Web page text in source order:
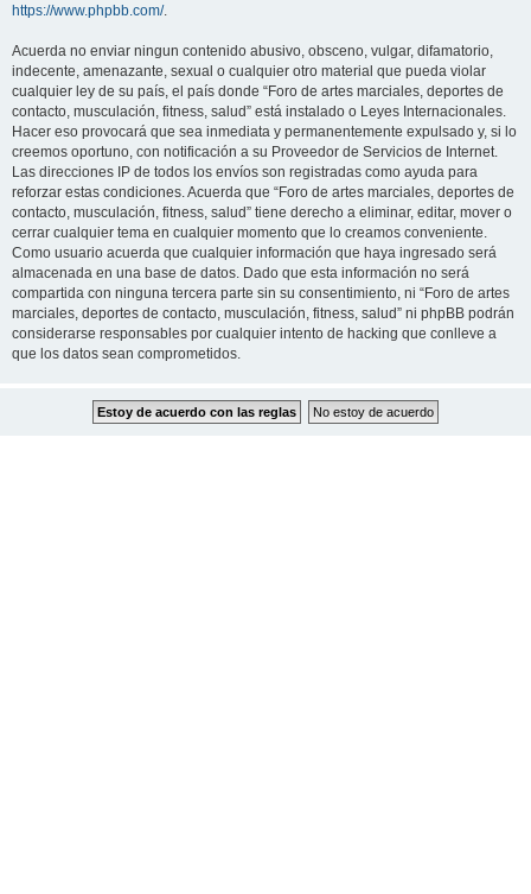
https://www.phpbb.com/.
Acuerda no enviar ningun contenido abusivo, obsceno, vulgar, difamatorio,
indecente, amenazante, sexual o cualquier otro material que pueda violar
cualquier ley de su país, el país donde “Foro de artes marciales, deportes de
contacto, musculación, fitness, salud” está instalado o Leyes Internacionales.
Hacer eso provocará que sea inmediata y permanentemente expulsado y, si lo
creemos oportuno, con notificación a su Proveedor de Servicios de Internet.
Las direcciones IP de todos los envíos son registradas como ayuda para
reforzar estas condiciones. Acuerda que “Foro de artes marciales, deportes de
contacto, musculación, fitness, salud” tiene derecho a eliminar, editar, mover o
cerrar cualquier tema en cualquier momento que lo creamos conveniente.
Como usuario acuerda que cualquier información que haya ingresado será
almacenada en una base de datos. Dado que esta información no será
compartida con ninguna tercera parte sin su consentimiento, ni “Foro de artes
marciales, deportes de contacto, musculación, fitness, salud” ni phpBB podrán
considerarse responsables por cualquier intento de hacking que conlleve a
que los datos sean comprometidos.